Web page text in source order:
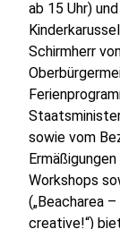
ab 15 Uhr)
Schirmherr
sowie vom
Workshops
(„Beacharea
creative!“)